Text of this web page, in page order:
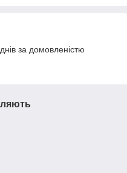
за домовленістю